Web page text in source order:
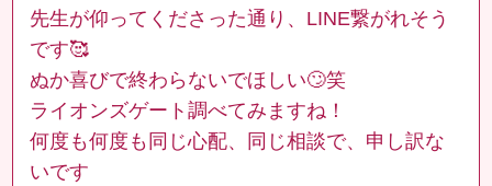
先生が仰ってくださった通り、LINE繋がれそう
です🥰
ぬか喜びで終わらないでほしい🙄笑
ライオンズゲート調べてみますね！
何度も何度も同じ心配、同じ相談で、申し訳な
いです